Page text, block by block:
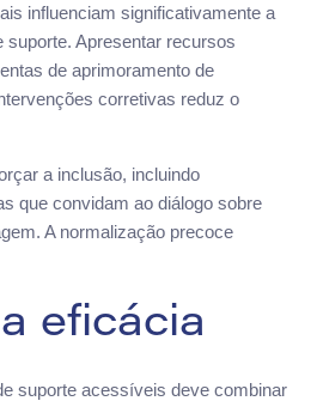
influenciam significativamente a
Apresentar recursos
de aprimoramento de
corretivas reduz o
a inclusão, incluindo
que convidam ao diálogo sobre
A normalização precoce
eficácia
suporte acessíveis deve combinar